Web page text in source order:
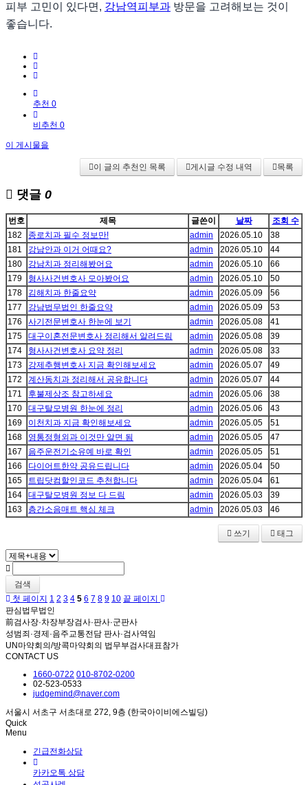
피부 고민이 있다면, 강남역피부과 방문을 고려해보는 것이
좋습니다.
추천 0
비추천 0
이 게시물을
이 글의 추천인 목록 게시글 수정 내역 목록
댓글 0
번호 제목 글쓴이 날짜
조회 수
182
종로치과 필수 정보만! admin 2026.05.10
38
181
강남안과 이거 어때요? admin 2026.05.10
44
180
강남치과 정리해봤어요 admin 2026.05.10
66
179
형사사건변호사 모아봤어요 admin 2026.05.10
50
178
김해치과 한줄요약 admin 2026.05.09
56
177
강남법무법인 한줄요약 admin 2026.05.09
53
176
사기전문변호사 한눈에 보기 admin 2026.05.08
41
175
대구이혼전문변호사 정리해서 알려드림 admin 2026.05.08
39
174
형사사건변호사 요약 정리 admin 2026.05.08
33
173
강제추행변호사 지금 확인해보세요 admin 2026.05.07
49
172
계산동치과 정리해서 공유합니다 admin 2026.05.07
44
171
후불제상조 참고하세요 admin 2026.05.06
38
170
대구탈모병원 한눈에 정리 admin 2026.05.06
43
169
이천치과 지금 확인해보세요 admin 2026.05.05
51
168
영통정형외과 이것만 알면 됨 admin 2026.05.05
47
167
음주운전기소유예 바로 확인 admin 2026.05.05
51
166
다이어트한약 공유드립니다 admin 2026.05.04
50
165
트립닷컴할인코드 추천합니다 admin 2026.05.04
61
164
대구탈모병원 정보 다 드림 admin 2026.05.03
39
163
층간소음매트 핵심 체크 admin 2026.05.03 46
쓰기 태그
검색
첫 페이지 1 2 3 4 5 6 7 8 9 10 끝 페이지
판심법무법인
前검사장·차장부장검사·판사·군판사
성범죄·경제·음주교통전담 판사·검사역임
UN마약회의/방콕마약회의 법무부검사대표참가
CONTACT US
1660-0722 010-8702-0200
02-523-0533
judgemind@naver.com
서울시 서초구 서초대로 272, 9층 (한국아이비에스빌딩)
Quick
Menu
긴급전화상담
카카오톡 상담